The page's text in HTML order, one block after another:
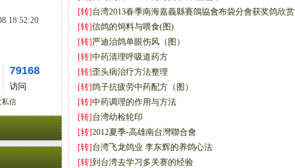
18:52:20
79168
访问
私信
[转] 台湾2013春季南海嘉義縣賽鴿協會布袋分會获奖鸽欣赏
[转]信鸽的饲料与喂食(图)
[转] 严迪治鸽单眼伤风（图）
[转]中药清理呼吸道药方
[转]歪头病治疗方法整理
[转]鸽子抗疲劳中药配方（图）
[转]中药调理的作用与方法
[转] 台湾幼检轮印
[转]2012夏季-高雄南台灣聯合會
[转] 台湾飞龙鸽业 李东辉的养鸽心法
[转]到台湾去学习多关赛的经验